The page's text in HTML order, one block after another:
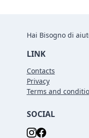
Hai Bisogno di
LINK
Contacts
Privacy
Terms and
SOCIAL